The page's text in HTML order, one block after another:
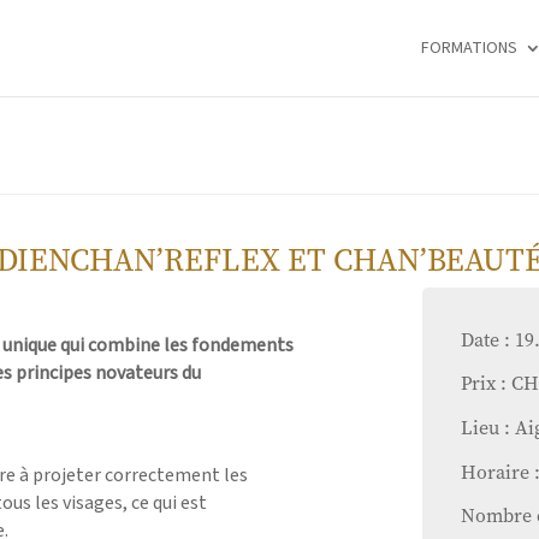
FORMATIONS
ET
qui combine les fondements
principes novateurs du
à projeter correctement les
les visages, ce qui est
Date :
Prix :
Lieu :
Horaire
Nombre